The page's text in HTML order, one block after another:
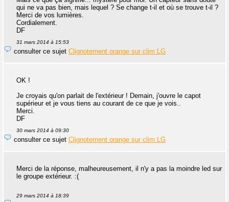
qui ne va pas bien, mais lequel ? Se change t-il et où se trouve t-il ?
Merci de vos lumières.
Cordialement.
DF
31 mars 2014 à 15:53
consulter ce sujet Clignotement orange sur clim LG
OK !
Je croyais qu'on parlait de l'extérieur ! Demain, j'ouvre le capot
supérieur et je vous tiens au courant de ce que je vois..
Merci.
DF
30 mars 2014 à 09:30
consulter ce sujet Clignotement orange sur clim LG
Merci de la réponse, malheureusement, il n'y a pas la moindre led sur
le groupe extérieur. :(
29 mars 2014 à 18:39